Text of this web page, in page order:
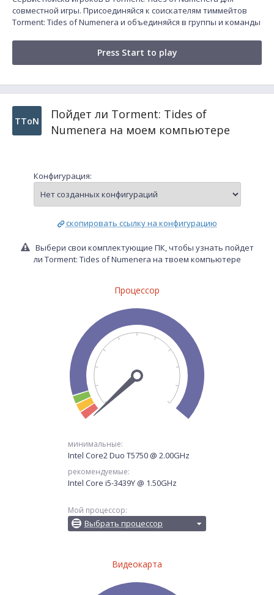
совместной игры. Присоединяйся к соискателям тиммейтов
Torment: Tides of Numenera и объединяйся в группы и команды
Press Start to play
TToN
Пойдет ли Torment: Tides of
Numenera на моем компьютере
Конфигурация:
скопировать ссылку на конфигурацию
Выбери свои комплектующие ПК, чтобы узнать пойдет
ли Torment: Tides of Numenera на твоем компьютере
Процессор
минимальные:
Intel Core2 Duo T5750 @ 2.00GHz
рекомендуемые:
Intel Core i5-3439Y @ 1.50GHz
Мой процессор:
Выбрать процессор
Видеокарта